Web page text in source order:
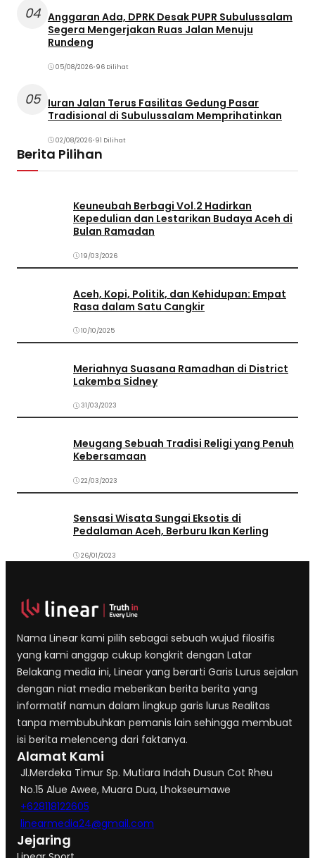
04 Anggaran Ada, DPRK Desak PUPR Subulussalam
Segera Mengerjakan Ruas Jalan Menuju
Rundeng
05/08/2026•96 Dilihat
05 Iuran Jalan Terus Fasilitas Gedung Pasar
Tradisional di Subulussalam Memprihatinkan
02/08/2026•91 Dilihat
Berita Pilihan
Keuneubah Berbagi Vol.2 Hadirkan
Kepedulian dan Lestarikan Budaya Aceh di
Bulan Ramadan
19/03/2026
Aceh, Kopi, Politik, dan Kehidupan: Empat
Rasa dalam Satu Cangkir
10/10/2025
Meriahnya Suasana Ramadhan di District
Lakemba Sidney
31/03/2023
Meugang Sebuah Tradisi Religi yang Penuh
Kebersamaan
22/03/2023
Sensasi Wisata Sungai Eksotis di
Pedalaman Aceh, Berburu Ikan Kerling
26/01/2023
Nama Linear kami pilih sebagai sebuah wujud filosifis
yang kami anggap cukup kongkrit dengan Latar
Belakang media ini, Linear yang berarti Garis Lurus sejalan
dengan niat media meberikan berita berita yang
informatif namun dalam lingkup garis lurus Realitas
tanpa membubuhkan pemanis lain sehingga membuat
isi berita melenceng dari faktanya.
Alamat Kami
Jl.Merdeka Timur Sp. Mutiara Indah Dusun Cot Rheu
No.15 Alue Awee, Muara Dua, Lhokseumawe
+628118122605
linearmedia24@gmail.com
Jejaring